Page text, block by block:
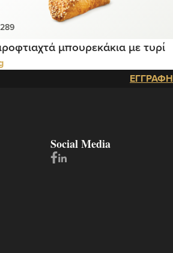
μπουρεκάκια με τυρί
ΕΓΓΡΑΦΗ
Social Media